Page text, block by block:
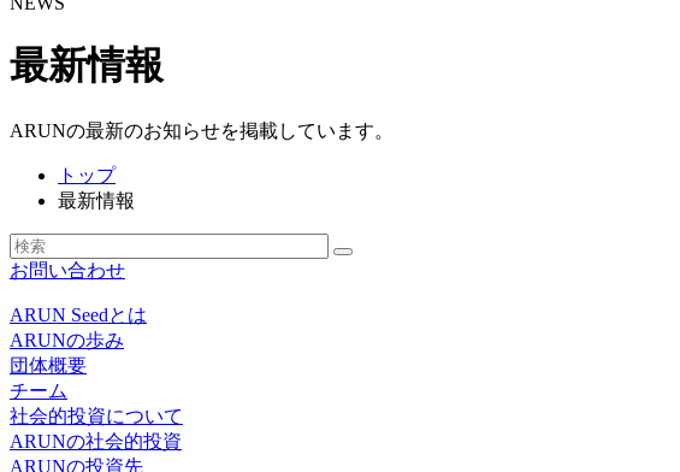
最新情報
ARUNの最新のお知らせを掲載しています。
トップ
最新情報
お問い合わせ
ARUN Seedとは
ARUNの歩み
団体概要
チーム
社会的投資について
ARUNの社会的投資
ARUNの投資先